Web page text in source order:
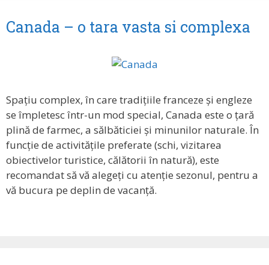
Canada – o tara vasta si complexa
Spațiu complex, în care tradițiile franceze și engleze
se împletesc într-un mod special, Canada este o țară
plină de farmec, a sălbăticiei și minunilor naturale. În
funcție de activitățile preferate (schi, vizitarea
obiectivelor turistice, călătorii în natură), este
recomandat să vă alegeți cu atenție sezonul, pentru a
vă bucura pe deplin de vacanță.